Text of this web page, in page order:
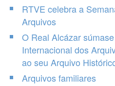
RTVE celebra a
Arquivos
O Real Alcázar
Internacional dos
ao seu Arquivo
Arquivos familiares